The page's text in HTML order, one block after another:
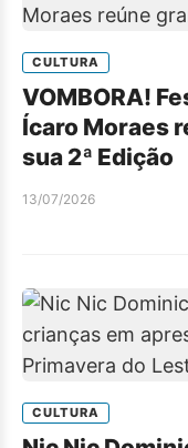
CULTURA
VOMBORA!
Ícaro Moraes
sua 2ª Edição
13/07/2026
CULTURA